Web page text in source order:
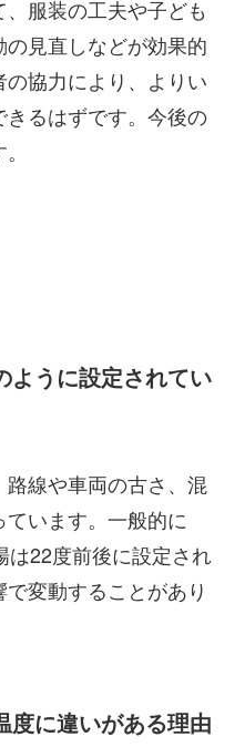
服装の工夫や子ども
見直しなどが効果的
協力により、よりい
るはずです。今後の
ように設定されてい
線や車両の古さ、混
います。一般的に
は22度前後に設定され
変動することがあり
度に違いがある理由